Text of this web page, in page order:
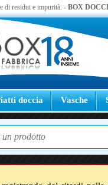
di residui e impurità. - BOX
doccia Vasche